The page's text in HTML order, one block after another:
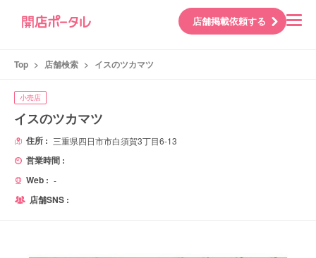
店舗掲載依頼する
Top > 店舗検索 > イスのツカマツ
小売店
イスのツカマツ
住所 : 三重県四日市市白須賀3丁目6-13
営業時間 :
Web : -
店舗SNS :